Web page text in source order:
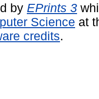
by EPrints 3
Science at
credits.